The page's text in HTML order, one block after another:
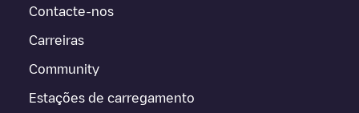
Contacte-nos
Carreiras
Community
Estações de carregamento